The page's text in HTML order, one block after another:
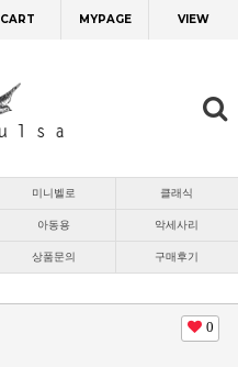
CART MYPAGE VIEW
미니벨로 클래식
아동용 악세사리
상품문의 구매후기
0